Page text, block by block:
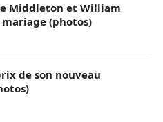
Middleton et William
(photos)
de son nouveau